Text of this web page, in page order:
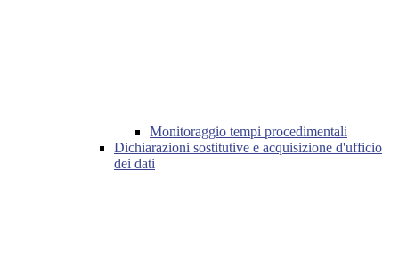
Monitoraggio tempi procedimentali
Dichiarazioni sostitutive e acquisizione d'ufficio
dei dati